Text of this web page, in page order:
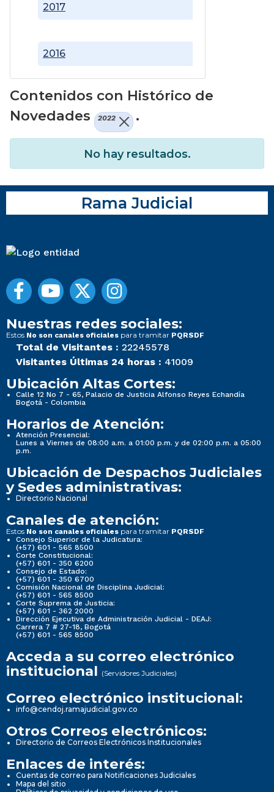
2016
2017
Contenidos con Histórico de
Novedades
2022 .
No hay resultados.
Rama Judicial
Nuestras redes sociales:
Estos No son canales oficiales para tramitar PQRSDF
Total de Visitantes : 22245578
Visitantes Últimas 24 horas : 41009
Ubicación Altas Cortes:
Calle 12 No 7 - 65, Palacio de Justicia Alfonso Reyes Echandía
Bogotá - Colombia
Horarios de Atención:
Atención Presencial:
Lunes a Viernes de 08:00 a.m. a 01:00 p.m. y de 02:00 p.m. a 05:00
p.m.
Ubicación de Despachos Judiciales
y Sedes administrativas:
Directorio Nacional
Canales de atención:
Estos No son canales oficiales para tramitar PQRSDF
Consejo Superior de la Judicatura:
(+57) 601 - 565 8500
Corte Constitucional:
(+57) 601 - 350 6200
Consejo de Estado:
(+57) 601 - 350 6700
Comisión Nacional de Disciplina Judicial:
(+57) 601 - 565 8500
Corte Suprema de Justicia:
(+57) 601 - 362 2000
Dirección Ejecutiva de Administración Judicial - DEAJ:
Carrera 7 # 27-18, Bogotá
(+57) 601 - 565 8500
Acceda a su correo electrónico
institucional (Servidores Judiciales)
Correo electrónico institucional:
info@cendoj.ramajudicial.gov.co
Otros Correos electrónicos:
Directorio de Correos Electrónicos Institucionales
Enlaces de interés:
Cuentas de correo para Notificaciones Judiciales
Mapa del sitio